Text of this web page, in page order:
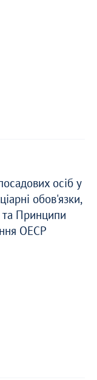
тут
осіб у
обов'язки,
та Принципи
ОЕСР
тут